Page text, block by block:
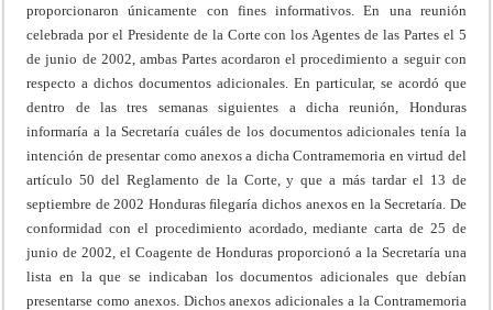
proporcionaron únicamente con fines informativos. En una reunión
celebrada por el Presidente de la Corte con los Agentes de las Partes el 5
de junio de 2002, ambas Partes acordaron el procedimiento a seguir con
respecto a dichos documentos adicionales. En particular, se acordó que
dentro de las tres semanas siguientes a dicha reunión, Honduras
informaría a la Secretaría cuáles de los documentos adicionales tenía la
intención de presentar como anexos a dicha Contramemoria en virtud del
artículo 50 del Reglamento de la Corte, y que a más tardar el 13 de
septiembre de 2002 Honduras ﬁlegaría dichos anexos en la Secretaría. De
conformidad con el procedimiento acordado, mediante carta de 25 de
junio de 2002, el Coagente de Honduras proporcionó a la Secretaría una
lista en la que se indicaban los documentos adicionales que debían
presentarse como anexos. Dichos anexos adicionales a la Contramemoria